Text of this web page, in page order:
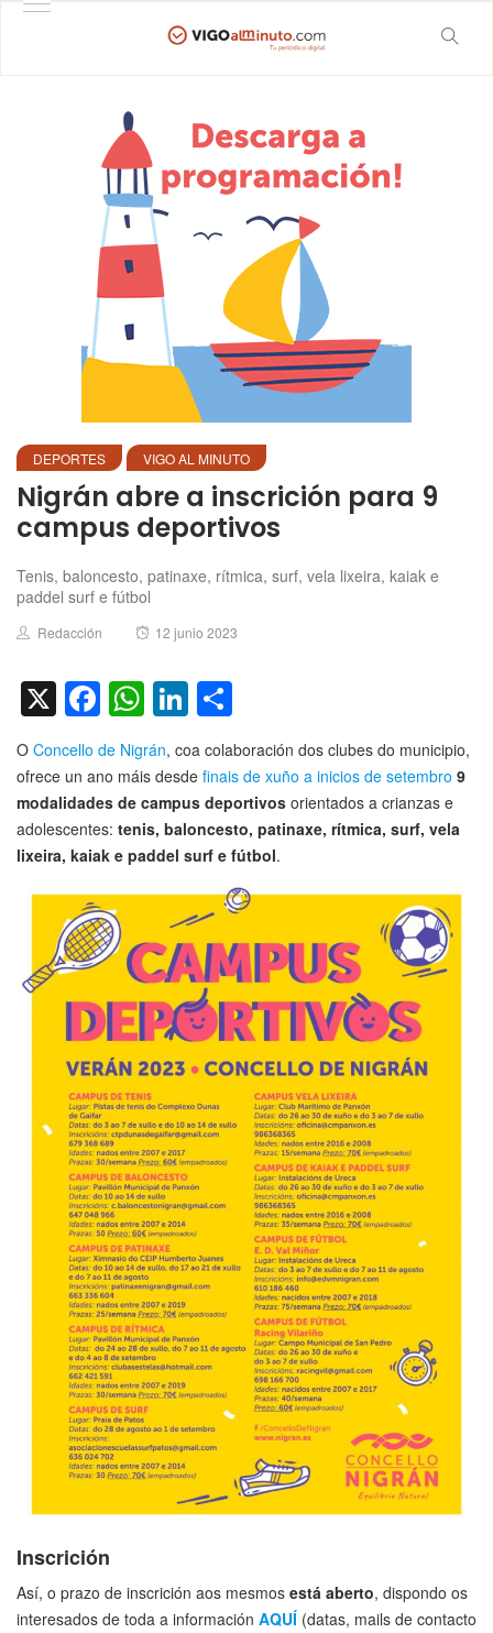
DEPORTES VIGO AL MINUTO
Nigrán abre a inscrición para 9
campus deportivos
Tenis, baloncesto, patinaxe, rítmica, surf, vela lixeira, kaiak e
paddel surf e fútbol
Author
Redacción
Posted
12 junio 2023
X Facebook
WhatsApp
LinkedIn
O Concello de Nigrán, coa colaboración dos clubes do municipio,
ofrece un ano máis desde finais de xuño a inicios de setembro 9
modalidades de campus deportivos orientados a crianzas e
adolescentes: tenis, baloncesto, patinaxe, rítmica, surf, vela
lixeira, kaiak e paddel surf e fútbol.
Inscrición
Así, o prazo de inscrición aos mesmos está aberto, dispondo os
interesados de toda a información AQUÍ (datas, mails de contacto